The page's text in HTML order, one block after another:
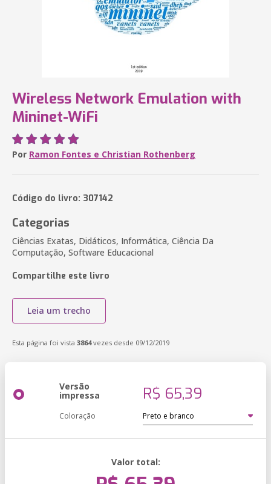
Wireless Network Emulation with
Mininet-WiFi
Por Ramon Fontes e Christian Rothenberg
Código do livro: 307142
Categorias
Ciências Exatas, Didáticos, Informática, Ciência Da
Computação, Software Educacional
Compartilhe este livro
Leia um trecho
Esta página foi vista 3864vezes desde 09/12/2019
Versão
impressa R$ 65,39
Coloração
Valor total: